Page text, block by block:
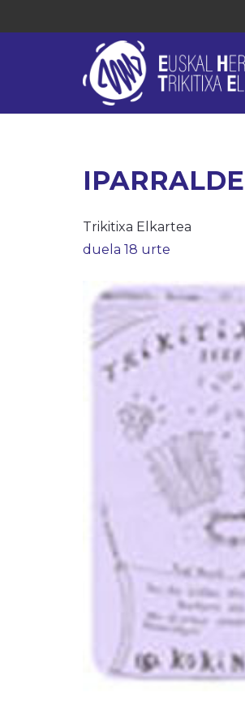
Trikitixa Elkartea
duela 18 urte